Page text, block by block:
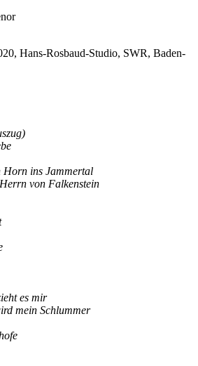
Hans-Rosbaud-Studio, SWR, Baden-
ins Jammertal
von Falkenstein
es mir
mein Schlummer